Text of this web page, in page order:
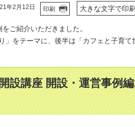
年2月12日 印刷 大きな文字で印刷
ご紹介いただきました。
」をテーマに、後半は「カフェと子育て
設講座 開設・運営事例